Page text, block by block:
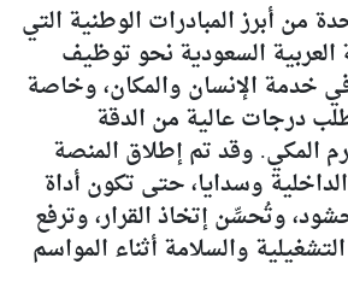
من أبرز المبادرات الوطنية التي
السعودية نحو توظيف
خدمة الإنسان والمكان، وخاصة
درجات عالية من الدقة
المكي. وقد تم إطلاق المنصة
وسدايا، حتى تكون أداة
وتُحسِّن إتخاذ القرار، وترفع
والسلامة أثناء المواسم